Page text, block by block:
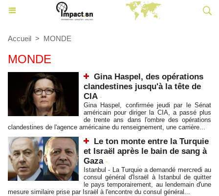
Accueil > MONDE
MONDE
Gina Haspel, des opérations
clandestines jusqu'à la tête de
CIA -
Gina Haspel, confirmée jeudi par le Sénat
américain pour diriger la CIA, a passé plus
de trente ans dans l'ombre des opérations
clandestines de l'agence américaine du renseignement, une carrière...
Le ton monte entre la Turquie
et Israël après le bain de sang à
Gaza -
Istanbul - La Turquie a demandé mercredi au
consul général d'Israël à Istanbul de quitter
le pays temporairement, au lendemain d'une
mesure similaire prise par Israël à l'encontre du consul général...